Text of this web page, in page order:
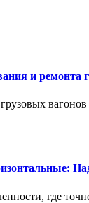
и ремонта
где